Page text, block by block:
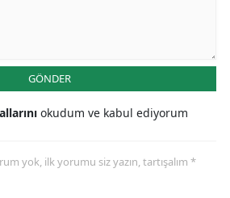
GÖNDER
okudum ve kabul ediyorum
yok, ilk yorumu siz yazın, tartışalım *